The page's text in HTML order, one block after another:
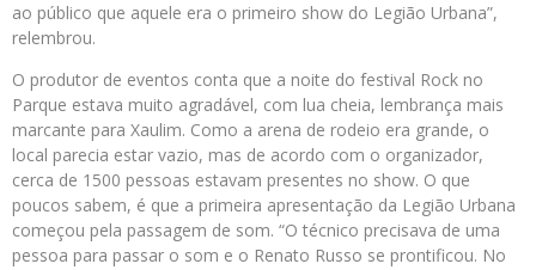
ao público que aquele era o primeiro show do Legião Urbana”,
relembrou.
O produtor de eventos conta que a noite do festival Rock no
Parque estava muito agradável, com lua cheia, lembrança mais
marcante para Xaulim. Como a arena de rodeio era grande, o
local parecia estar vazio, mas de acordo com o organizador,
cerca de 1500 pessoas estavam presentes no show. O que
poucos sabem, é que a primeira apresentação da Legião Urbana
começou pela passagem de som. “O técnico precisava de uma
pessoa para passar o som e o Renato Russo se prontificou. No